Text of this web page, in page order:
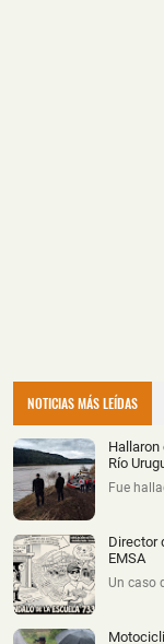
NOTICIAS MÁS LEÍDAS
Hallaron
Río
Fue
Director
EMSA
Un caso